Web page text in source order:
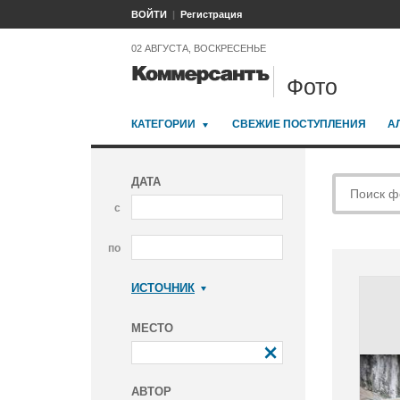
ВОЙТИ Регистрация
02 АВГУСТА, ВОСКРЕСЕНЬЕ
Фото
КАТЕГОРИИ СВЕЖИЕ ПОСТУПЛЕНИЯ
ДАТА
с
по
ИСТОЧНИК
МЕСТО
АВТОР